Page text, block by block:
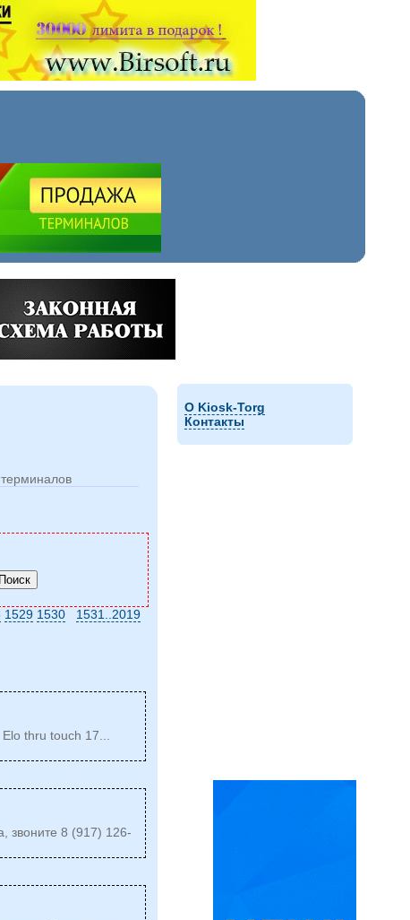
1529 1530
1531..2019
thru touch 17...
звоните 8 (917) 126-
О Kiosk-Torg
Контакты